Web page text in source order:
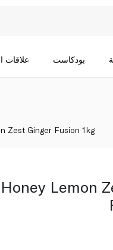
بودكاست علاقات
Zest Ginger Fusion 1kg
Lemon